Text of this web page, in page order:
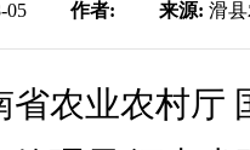
05 作者: 来源: 滑
农业农村厅